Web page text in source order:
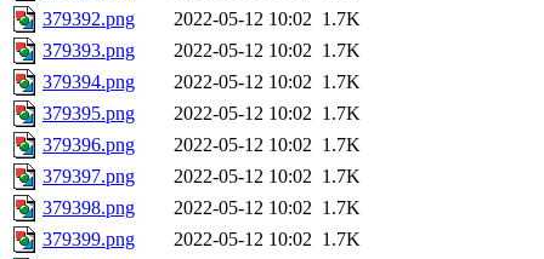
379392.png
2022-05-12 10:02 1.7K
379393.png
2022-05-12 10:02 1.7K
379394.png
2022-05-12 10:02 1.7K
379395.png
2022-05-12 10:02 1.7K
379396.png
2022-05-12 10:02 1.7K
379397.png
2022-05-12 10:02 1.7K
379398.png
2022-05-12 10:02 1.7K
379399.png
2022-05-12 10:02 1.7K